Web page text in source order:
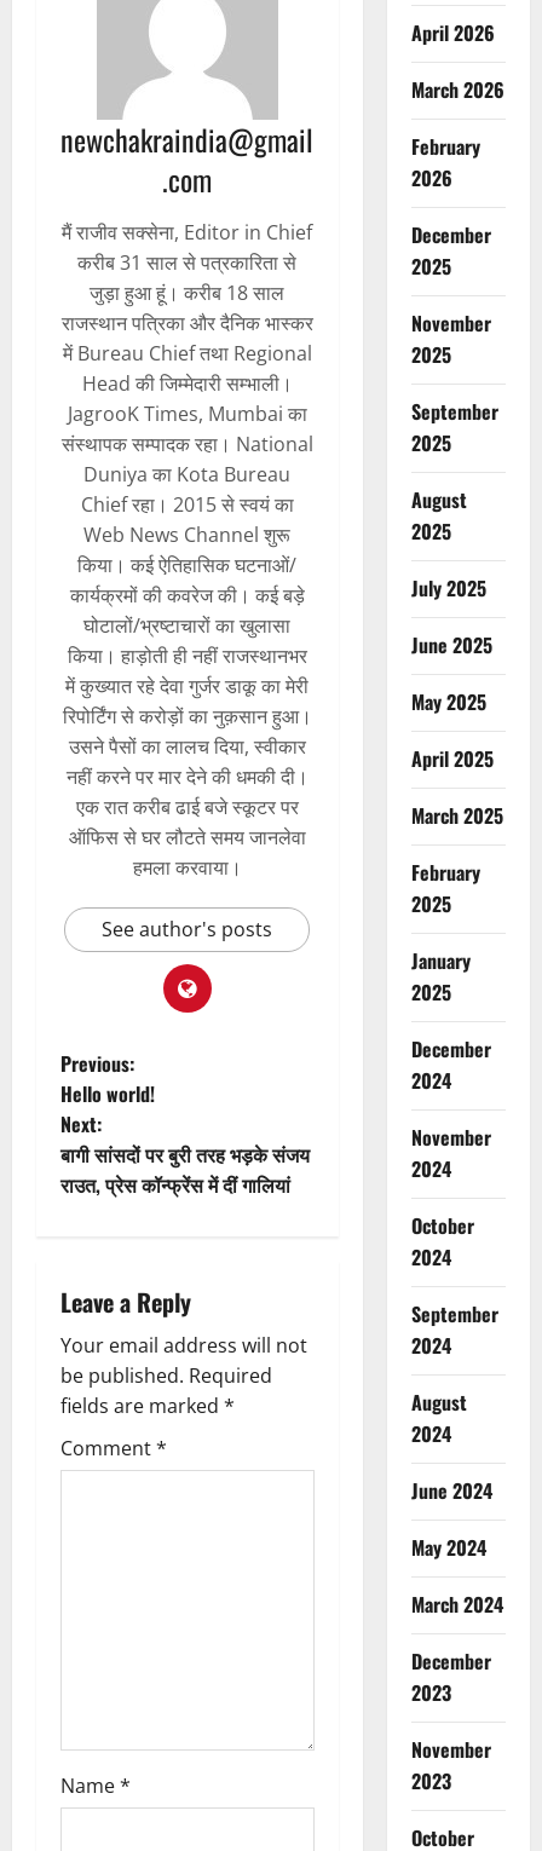
newchakraindia@gmail
.com
मैं राजीव सक्सेना, Editor in Chief
करीब 31 साल से पत्रकारिता से
जुड़ा हुआ हूं। करीब 18 साल
राजस्थान पत्रिका और दैनिक भास्कर
में Bureau Chief तथा Regional
Head की जिम्मेदारी सम्भाली।
JagrooK Times, Mumbai का
संस्थापक सम्पादक रहा। National
Duniya का Kota Bureau
Chief रहा। 2015 से स्वयं का
Web News Channel शुरू
किया। कई ऐतिहासिक घटनाओं/
कार्यक्रमों की कवरेज की। कई बड़े
घोटालों/भ्रष्टाचारों का खुलासा
किया। हाड़ोती ही नहीं राजस्थानभर
में कुख्यात रहे देवा गुर्जर डाकू का मेरी
रिपोर्टिंग से करोड़ों का नुक़सान हुआ।
उसने पैसों का लालच दिया, स्वीकार
नहीं करने पर मार देने की धमकी दी।
एक रात करीब ढाई बजे स्कूटर पर
ऑफिस से घर लौटते समय जानलेवा
हमला करवाया।
See author's posts
Previous:
Hello world!
Next:
बागी सांसदों पर बुरी तरह भड़के संजय
राउत, प्रेस कॉन्फ्रेंस में दीं गालियां
Leave a Reply
Your email address will not
be published. Required
fields are marked *
Comment*
Name*
April 2026
March 2026
February
2026
December
2025
November
2025
September
2025
August
2025
July 2025
June 2025
May 2025
April 2025
March 2025
February
2025
January
2025
December
2024
November
2024
October
2024
September
2024
August
2024
June 2024
May 2024
March 2024
December
2023
November
2023
October